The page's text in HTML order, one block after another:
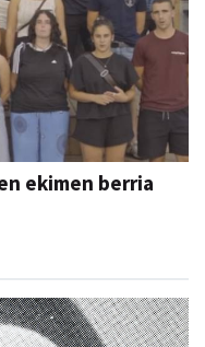
ekimen berria